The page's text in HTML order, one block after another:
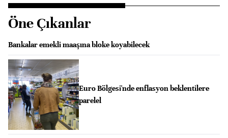
Öne Çıkanlar
Bankalar emekli maaşına bloke koyabilecek
Euro Bölgesi'nde enflasyon beklentilere
parelel